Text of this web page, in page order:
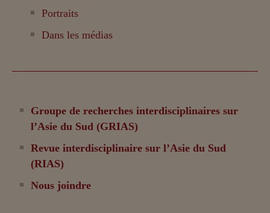
Portraits
Dans les médias
Groupe de recherches interdisciplinaires sur
l’Asie du Sud (GRIAS)
Revue interdisciplinaire sur l’Asie du Sud
(RIAS)
Nous joindre